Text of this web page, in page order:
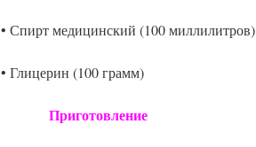
• Спирт медицинский (100 миллилитров)
• Глицерин (100 грамм)
Приготовление